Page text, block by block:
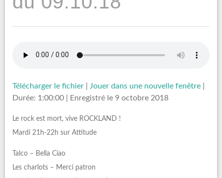
Télécharger le fichier Jouer dans une nouvelle fenêtre
Durée: 1:00:00
Enregistré le 9 octobre 2018
Le rock est mort, vive ROCKLAND !
Mardi 21h-22h sur Attitude
Talco – Bella Ciao
Les charlots – Merci patron